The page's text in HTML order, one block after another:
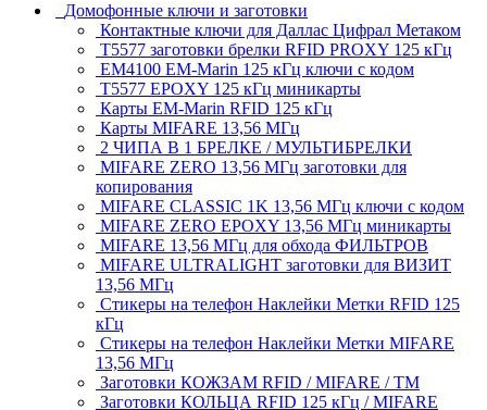
Домофонные ключи и заготовки
Контактные ключи для Даллас Цифрал Метаком
T5577 заготовки брелки RFID PROXY 125 кГц
EM4100 EM-Marin 125 кГц ключи с кодом
T5577 EPOXY 125 кГц миникарты
Карты EM-Marin RFID 125 кГц
Карты MIFARE 13,56 МГц
2 ЧИПА В 1 БРЕЛКЕ / МУЛЬТИБРЕЛКИ
MIFARE ZERO 13,56 МГц заготовки для
копирования
MIFARE CLASSIC 1K 13,56 МГц ключи с кодом
MIFARE ZERO EPOXY 13,56 МГц миникарты
MIFARE 13,56 МГц для обхода ФИЛЬТРОВ
MIFARE ULTRALIGHT заготовки для ВИЗИТ
13,56 МГц
Стикеры на телефон Наклейки Метки RFID 125
кГц
Стикеры на телефон Наклейки Метки MIFARE
13,56 МГц
Заготовки КОЖЗАМ RFID / MIFARE / TM
Заготовки КОЛЬЦА RFID 125 кГц / MIFARE